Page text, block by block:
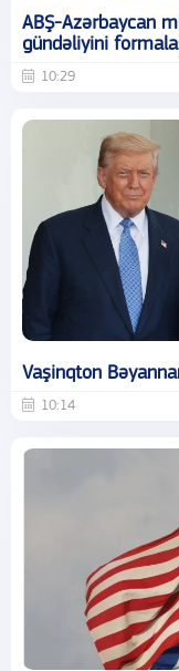
ABŞ-Azərbaycan
gündəliyini
10:29
Vaşinqton
10:14